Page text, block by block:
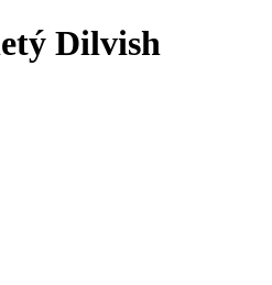
Dilvish